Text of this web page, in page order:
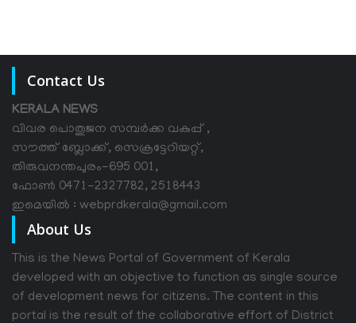
Contact Us
KERALA NEWS
വിവര പൊതുജന സമ്പര്‍ക്ക വകുപ്പ് ,
സൗത്ത് ബ്ലോക്ക്, സെക്രട്ടേറിയറ്റ്,
തിരുവനന്തപുരം-695 001,
ഫോൺ 0471-2327782, 2518443
ഇമെയിൽ : webprdkerala@gmail.com
About Us
This is the News Portal of Government of Kerala
developed with an objective to function as single source
of development news for citizens. The content in this
portal is the result of the collaborative effort of District